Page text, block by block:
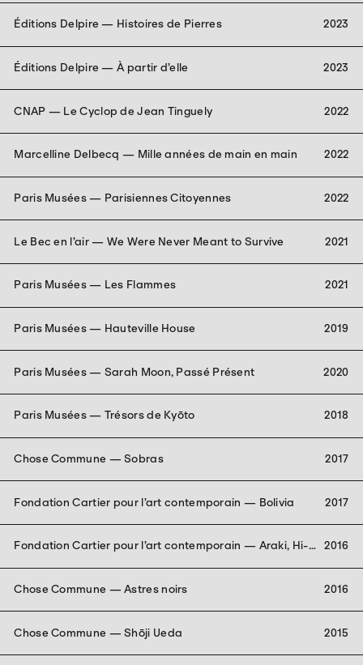
Éditions Delpire — Histoires de Pierres 2023
Éditions Delpire — À partir d’elle 2023
CNAP — Le Cyclop de Jean Tinguely 2022
Marcelline Delbecq — Mille années de main en main 2022
Paris Musées — Parisiennes Citoyennes 2022
Le Bec en l’air — We Were Never Meant to Survive 2021
Paris Musées — Les Flammes 2021
Paris Musées — Hauteville House 2019
Paris Musées — Sarah Moon, Passé Présent 2020
Paris Musées — Trésors de Kyōto 2018
Chose Commune — Sobras 2017
Fondation Cartier pour l’art contemporain — Bolivia 2017
Fondation Cartier pour l’art contemporain — Araki, Hi-
2016
Chose Commune — Astres noirs 2016
Chose Commune — Shōji Ueda 2015